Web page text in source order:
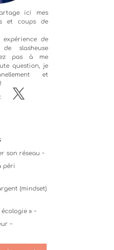
ici mes
et coups de
expérience de
slasheuse
pas à me
question, je
et
son réseau ~
péri
(mindset)
» ~
~